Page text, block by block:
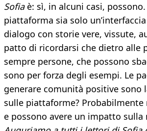
Sofia è: sì, in alcuni casi,
piattaforma sia solo
dialogo con storie vere, vissute,
patto di ricordarsi che dietro alle
sempre persone, che possono
sono per forza degli esempi. Le
generare comunità positive sono
sulle piattaforme? Probabilmente
e possono avere un impatto sulla